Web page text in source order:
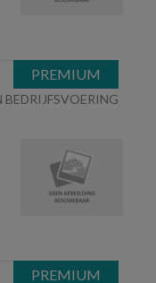
BEDRIJFSVOERING